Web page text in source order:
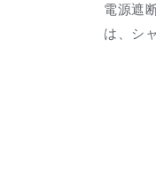
電源遮
は、シ